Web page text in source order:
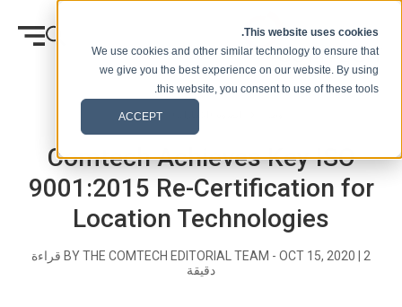
This website uses cookies.
We use cookies and other similar technology to ensure that
we give you the best experience on our website. By using
this website, you consent to use of these tools.
ACCEPT
الصحفيه
Comtech Achieves Key ISO
9001:2015 Re-Certification for
Location Technologies
BY THE COMTECH EDITORIAL TEAM - OCT 15, 2020 2
قراءة
دقيقة